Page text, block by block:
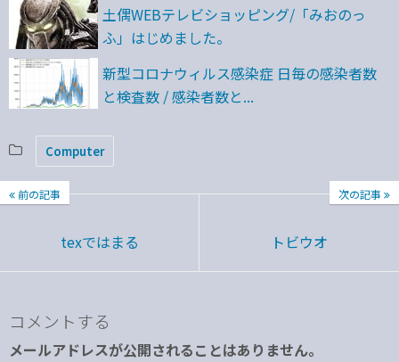
土偶WEBテレビショッピング/「みおのっ
ふ」はじめました。
新型コロナウィルス感染症 日毎の感染者数
と検査数 / 感染者数と...
Computer
前の記事
texではまる
次の記事
トビウオ
コメントする
メールアドレスが公開されることはありません。